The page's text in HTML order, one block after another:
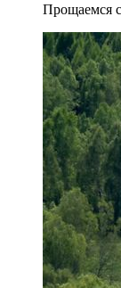
Прощаемся